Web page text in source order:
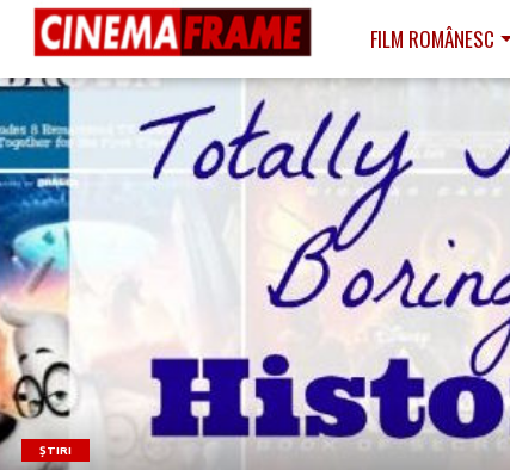
FILM ROMÂNESC
ȘTIRI
READ MORE